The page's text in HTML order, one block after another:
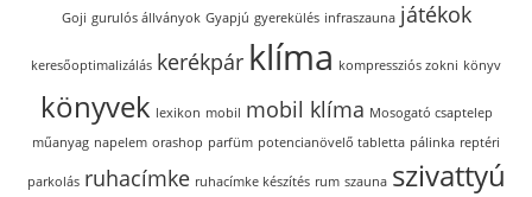
Goji gurulós állványok Gyapjú gyerekülés infraszauna játékok
keresőoptimalizálás kerékpár klíma kompressziós zokni könyv
könyvek lexikon mobil mobil klíma Mosogató csaptelep
műanyag napelem orashop parfüm potencianövelő tabletta pálinka reptéri
parkolás ruhacímke ruhacímke készítés rum szauna szivattyú